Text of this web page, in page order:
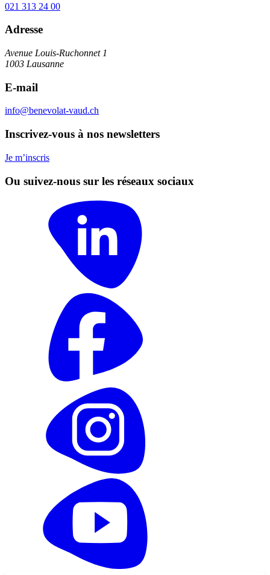
021 313 24 00
Adresse
Avenue Louis-Ruchonnet 1
1003 Lausanne
E-mail
info@benevolat-vaud.ch
Inscrivez-vous à nos newsletters
Je m’inscris
Ou suivez-nous sur les réseaux sociaux